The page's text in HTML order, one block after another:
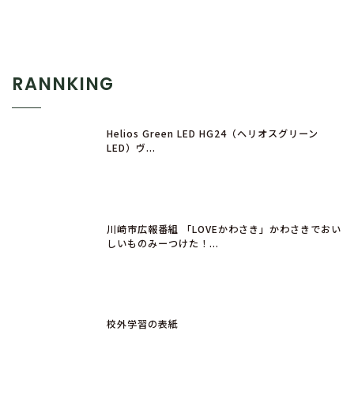
RANNKING
Helios Green LED HG24（ヘリオスグリーン
LED）ヴ...
川崎市広報番組 「LOVEかわさき」かわさきでおい
しいものみーつけた！...
校外学習の表紙